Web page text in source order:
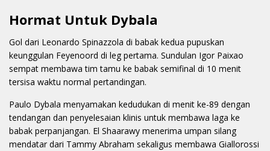
Hormat Untuk Dybala
Gol dari Leonardo Spinazzola di babak kedua pupuskan
keunggulan Feyenoord di leg pertama. Sundulan Igor Paixao
sempat membawa tim tamu ke babak semifinal di 10 menit
tersisa waktu normal pertandingan.
Paulo Dybala menyamakan kedudukan di menit ke-89 dengan
tendangan dan penyelesaian klinis untuk membawa laga ke
babak perpanjangan. El Shaarawy menerima umpan silang
mendatar dari Tammy Abraham sekaligus membawa Giallorossi